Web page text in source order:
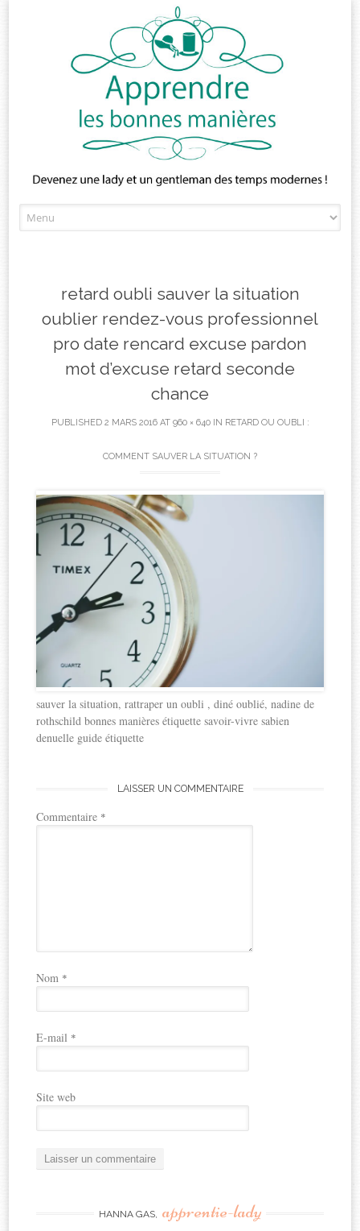
to
retard oubli sauver la situation
oublier rendez-vous professionnel
pro date rencard excuse pardon
mot d’excuse retard seconde
chance
PUBLISHED 2 MARS 2016AT 960 × 640IN RETARD OU OUBLI :
COMMENT SAUVER LA SITUATION ?
sauver la situation, rattraper un oubli , diné oublié, nadine de
rothschild bonnes manières étiquette savoir-vivre sabien
denuelle guide étiquette
LAISSER UN COMMENTAIRE
Commentaire *
Nom *
E-mail *
Site web
HANNA GAS, apprentie-lady